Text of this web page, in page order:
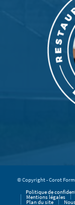
© Copyright - Corot
Politique de
Mentions légales
Plan du site